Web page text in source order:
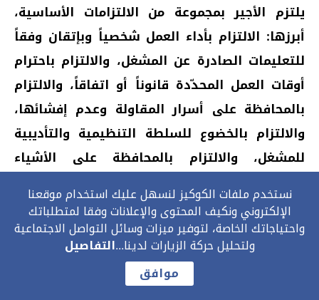
يلتزم الأجير بمجموعة من الالتزامات الأساسية،
أبرزها: الالتزام بأداء العمل شخصياً وبإتقان وفقاً
للتعليمات الصادرة عن المشغل، والالتزام باحترام
أوقات العمل المحدّدة قانوناً أو اتفاقاً، والالتزام
بالمحافظة على أسرار المقاولة وعدم إفشائها،
والالتزام بالخضوع للسلطة التنظيمية والتأديبية
للمشغل، والالتزام بالمحافظة على الأشياء
على الإخلال بهذه الالتزامات عقوبات تأديبية
متدرّجة نصّت عليها المادة 37 من مدونة الشغل
تبدأ بالإنذار ثمّ التوبيخ ثمّ التوبيخ الثاني أو
التوقيف عن الشغل لمدة لا تتعدّى ثمانية أيام،
نستخدم ملفات الكوكيز لنسهل عليك استخدام موقعنا
الإلكتروني ونكيف المحتوى والإعلانات وفقا لمتطلباتك
واحتياجاتك الخاصة، لتوفير ميزات وسائل التواصل الاجتماعية
ولتحليل حركة الزيارات لدينا...التفاصيل
موافق